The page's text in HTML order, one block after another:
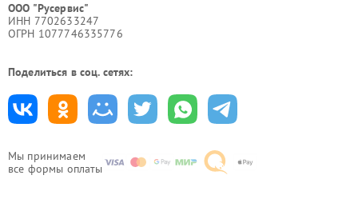
Мы принимаем
все формы оплаты
ООО "Русервис"
ИНН 7702633247
ОГРН 1077746335776
Поделиться в соц. сетях: